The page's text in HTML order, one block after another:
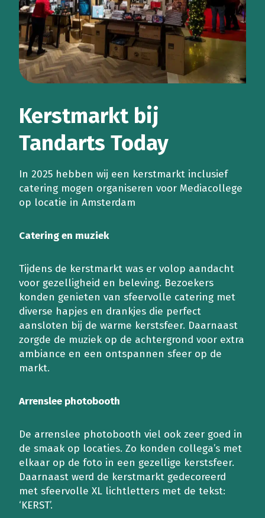
Kerstmarkt bij
Tandarts Today
In 2025 hebben wij een kerstmarkt inclusief
catering mogen organiseren voor Mediacollege
op locatie in Amsterdam
Catering en muziek
Tijdens de kerstmarkt was er volop aandacht
voor gezelligheid en beleving. Bezoekers
konden genieten van sfeervolle catering met
diverse hapjes en drankjes die perfect
aansloten bij de warme kerstsfeer. Daarnaast
zorgde de muziek op de achtergrond voor extra
ambiance en een ontspannen sfeer op de
markt.
Arrenslee photobooth
De arrenslee photobooth viel ook zeer goed in
de smaak op locaties. Zo konden collega’s met
elkaar op de foto in een gezellige kerstsfeer.
Daarnaast werd de kerstmarkt gedecoreerd
met sfeervolle XL lichtletters met de tekst:
‘KERST’.